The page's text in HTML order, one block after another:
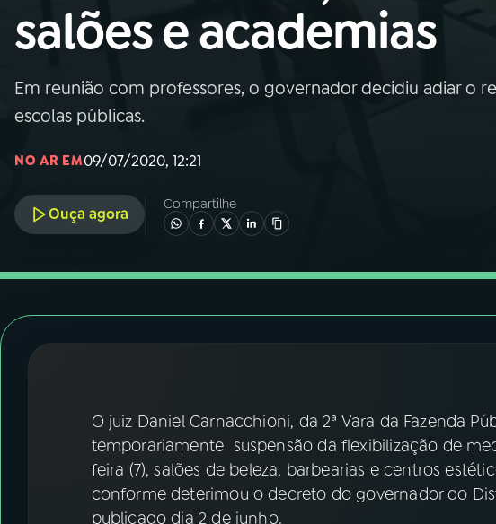
02 A RÁDIO
03PROGRAMAÇÃO
05 PODCASTS
ACOMPANHE A RÁDIO NACIONAL
YouTube Facebook
salões e academias
Em reunião com professores, o governador decidiu adiar o
escolas públicas.
NO AR EM09/07/2020, 12:21
Ouça agora
Compartilhe
O juiz Daniel Carnacchioni, da 2ª Vara da Fazenda
temporariamente suspensão da flexibilização de
feira (7), salões de beleza, barbearias e centros
conforme deterimou o decreto do governador do
publicado dia 2 de junho.